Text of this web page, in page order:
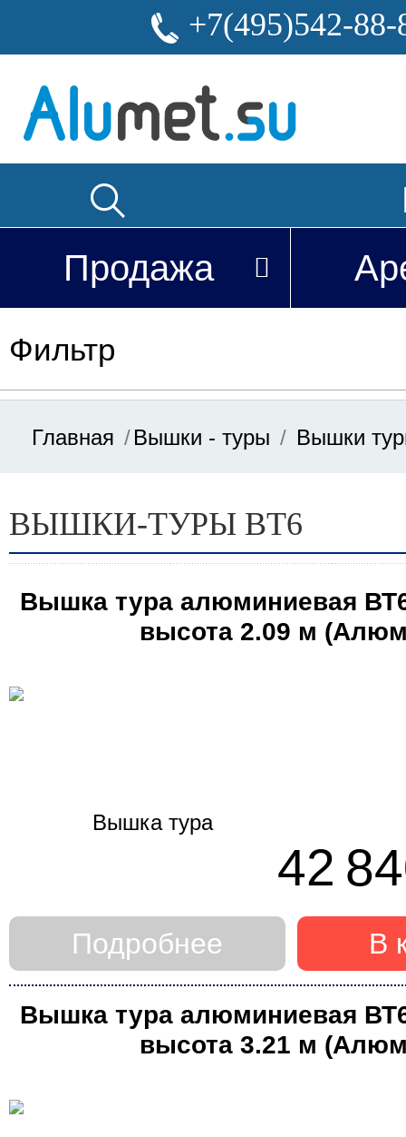
+7(495)542-88-
Продажа
Фильтр
Цена
от
до
Главная Вышки - туры Вышки
ВЫШКИ-ТУРЫ ВТ6
Вышка тура алюминиевая
высота 2.09 м
42
В
Подробнее
Вышка тура алюминиевая
высота 3.21 м